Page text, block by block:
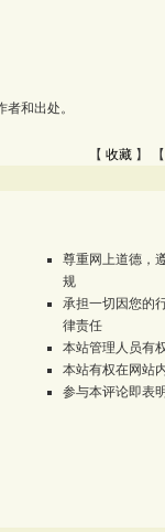
和出处。
【 收藏 】 【
尊重网上道德，
规
承担一切因您的
律责任
本站管理人员有
本站有权在网站
参与本评论即表